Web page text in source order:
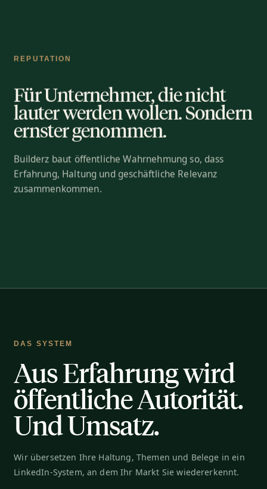
REPUTATION
Für Unternehmer, die nicht
lauter werden wollen. Sondern
ernster genommen.
Builderz baut öffentliche Wahrnehmung so, dass
Erfahrung, Haltung und geschäftliche Relevanz
zusammenkommen.
DAS SYSTEM
Aus Erfahrung wird
öffentliche Autorität.
Und Umsatz.
Wir übersetzen Ihre Haltung, Themen und Belege in ein
LinkedIn-System, an dem Ihr Markt Sie wiedererkennt.